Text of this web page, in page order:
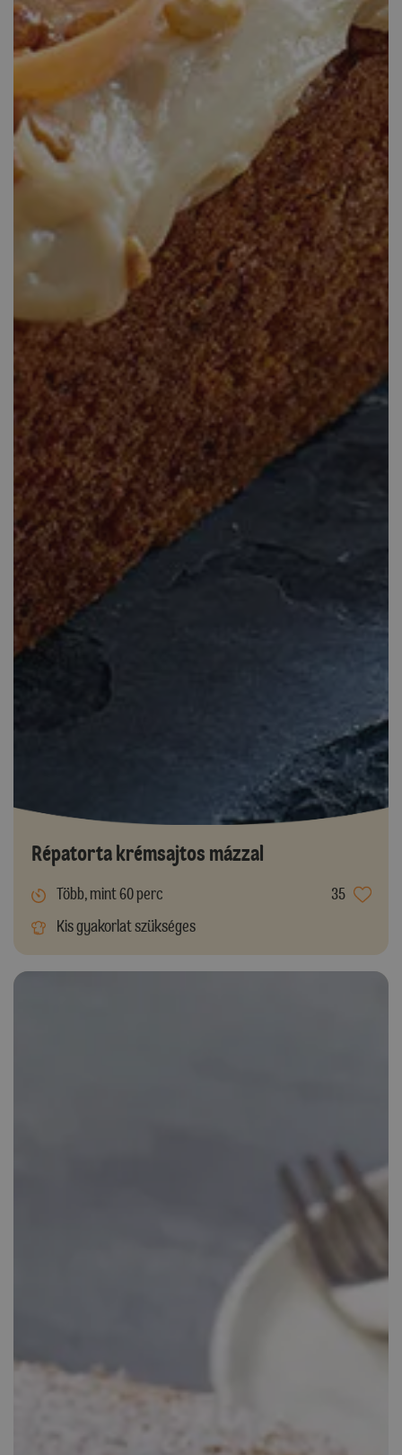
Répatorta krémsajtos mázzal
Több, mint 60 perc
35
Kis gyakorlat szükséges